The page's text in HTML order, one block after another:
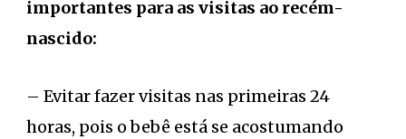
importantes para as visitas ao recém-
nascido:
– Evitar fazer visitas nas primeiras 24
horas, pois o bebê está se acostumando